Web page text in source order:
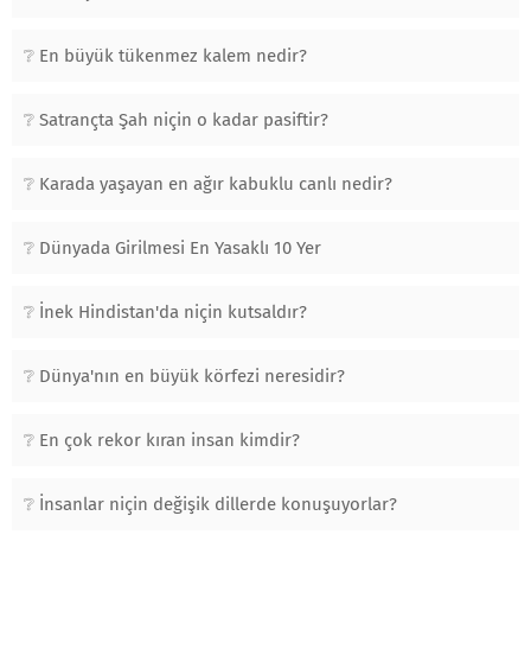
En büyük tükenmez kalem nedir?
Satrançta Şah niçin o kadar pasiftir?
Karada yaşayan en ağır kabuklu canlı nedir?
Dünyada Girilmesi En Yasaklı 10 Yer
İnek Hindistan'da niçin kutsaldır?
Dünya'nın en büyük körfezi neresidir?
En çok rekor kıran insan kimdir?
İnsanlar niçin değişik dillerde konuşuyorlar?